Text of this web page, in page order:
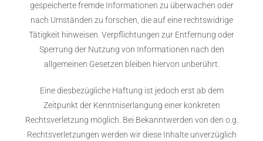
gespeicherte fremde Informationen zu überwachen oder
nach Umständen zu forschen, die auf eine rechtswidrige
Tätigkeit hinweisen. Verpflichtungen zur Entfernung oder
Sperrung der Nutzung von Informationen nach den
allgemeinen Gesetzen bleiben hiervon unberührt.
Eine diesbezügliche Haftung ist jedoch erst ab dem
Zeitpunkt der Kenntniserlangung einer konkreten
Rechtsverletzung möglich. Bei Bekanntwerden von den o.g.
Rechtsverletzungen werden wir diese Inhalte unverzüglich